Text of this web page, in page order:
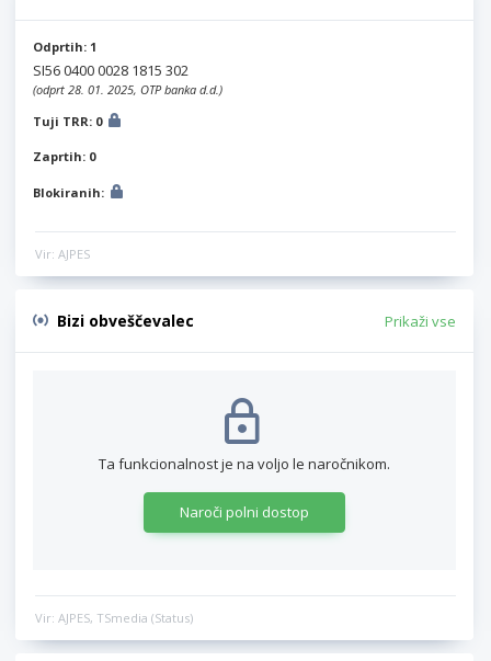
Odprtih: 1
SI56 0400 0028 1815 302
(odprt 28. 01. 2025, OTP banka d.d.)
Tuji TRR: 0
Zaprtih: 0
Blokiranih:
Vir: AJPES
Bizi obveščevalec Prikaži vse
Ta funkcionalnost je na voljo le naročnikom.
Naroči polni dostop
Vir: AJPES, TSmedia (Status)